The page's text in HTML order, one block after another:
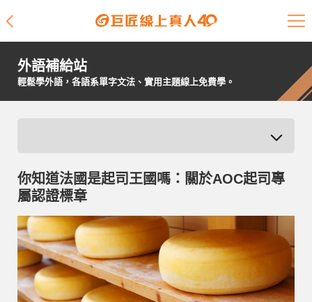
課程介紹
開課查詢
學員故事
免費資源
企業客戶
就業輔導
外語補給站
輕鬆學外語，各語系單字文法、實用主題線上免費學。
你知道法國是起司王國嗎：關於AOC起司專
屬認證標章